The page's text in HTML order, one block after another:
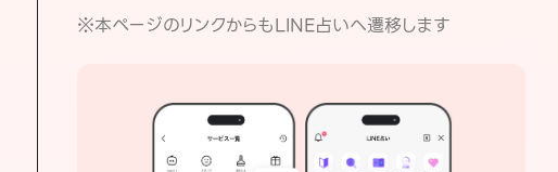
※本ページのリンクからもLINE占いへ遷移します